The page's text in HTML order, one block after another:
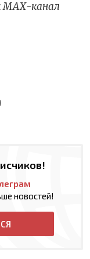
МАХ-канал
новостей!